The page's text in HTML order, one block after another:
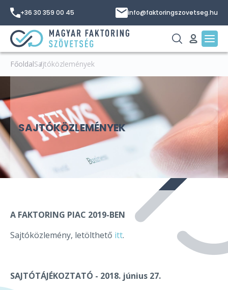
+36 30 359 00 45 info@faktoringszovetseg.hu
FőoldalSajtóközlemények
SAJTÓKÖZLEMÉNYEK
A FAKTORING PIAC 2019-BEN
Sajtóközlemény, letölthető itt.
SAJTÓTÁJÉKOZTATÓ - 2018. június 27.